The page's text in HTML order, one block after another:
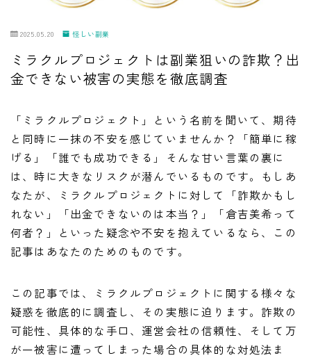
2025.05.20 怪しい副業
ミラクルプロジェクトは副業狙いの詐欺？出
金できない被害の実態を徹底調査
「ミラクルプロジェクト」という名前を聞いて、期待
と同時に一抹の不安を感じていませんか？「簡単に稼
げる」「誰でも成功できる」そんな甘い言葉の裏に
は、時に大きなリスクが潜んでいるものです。もしあ
なたが、ミラクルプロジェクトに対して「詐欺かもし
れない」「出金できないのは本当？」「倉吉美希って
何者？」といった疑念や不安を抱えているなら、この
記事はあなたのためのものです。
この記事では、ミラクルプロジェクトに関する様々な
疑惑を徹底的に調査し、その実態に迫ります。詐欺の
可能性、具体的な手口、運営会社の信頼性、そして万
が一被害に遭ってしまった場合の具体的な対処法ま